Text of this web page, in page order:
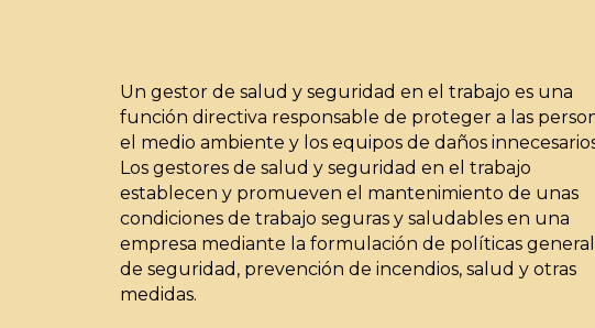
Un gestor de salud y seguridad en el trabajo es una
función directiva responsable de proteger a las
el medio ambiente y los equipos de daños
Los gestores de salud y seguridad en el trabajo
establecen y promueven el mantenimiento de unas
condiciones de trabajo seguras y saludables en una
empresa mediante la formulación de políticas
de seguridad, prevención de incendios, salud y otras
medidas.